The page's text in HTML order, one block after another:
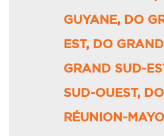
GUYANE, DO
EST , DO GRAND
GRAND SUD-EST
SUD-OUEST ,
RÉUNION-